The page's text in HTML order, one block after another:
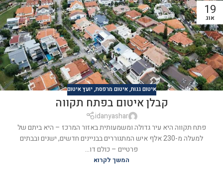
19
אוג
איטום גגות,איטום מרפסת,יועץ איטום
קבלן איטום בפתח תקווה
idanyashar
פתח תקווה היא עיר גדולה ומשמעותית באזור המרכז – היא ביתם של
למעלה מ-230 אלף איש המתגוררים בבניינים חדשים, ישנים ובבתים
פרטיים – כולם דו...
המשך לקרוא